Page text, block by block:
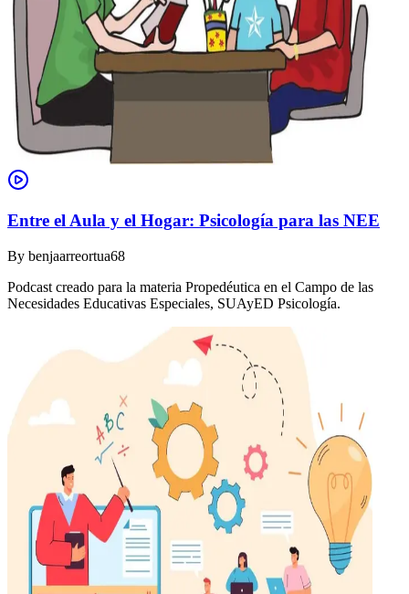
Entre el Aula y el Hogar: Psicología para las NEE
By benjaarreortua68
Podcast creado para la materia Propedéutica en el Campo de las
Necesidades Educativas Especiales, SUAyED Psicología.